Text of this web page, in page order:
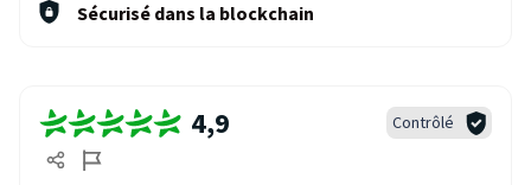
Sécurisé dans la blockchain
4,9 Contrôlé